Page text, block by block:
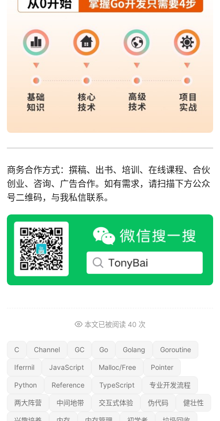
商务合作方式：撰稿、出书、培训、在线课程、合伙
创业、咨询、广告合作。如有需求，请扫描下方公众
号二维码，与我私信联系。
本文已被阅读 40 次
C Channel GC Go Golang Goroutine
Iferrnil JavaScript Malloc/Free Pointer
Python Reference TypeScript 专业开发流程
两大阵营 中间地带 交互式体验 伪代码 健壮性